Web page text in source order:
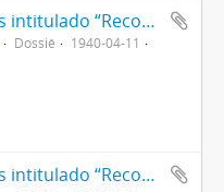
Álbum de recortes intitulado “Recortes referentes ao Sr. Getúlio Vargas em sociais”
Dossiê
1940-04-11
Álbum de recortes intitulado “Recortes referentes ao Sr Presidente Getúlio Vargas em leis e decretos”